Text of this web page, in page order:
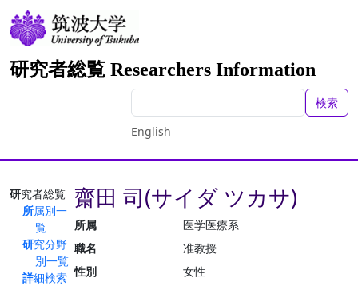
研究者総覧 Researchers Information
検索
English
研究者総覧
所属別一
覧
研究分野
別一覧
詳細検索
齋田 司(サイダ ツカサ)
所属
医学医療系
職名
准教授
性別
女性